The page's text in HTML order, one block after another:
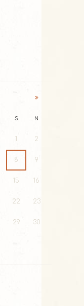
S N
2
8 9
15 16
22 23
29 30